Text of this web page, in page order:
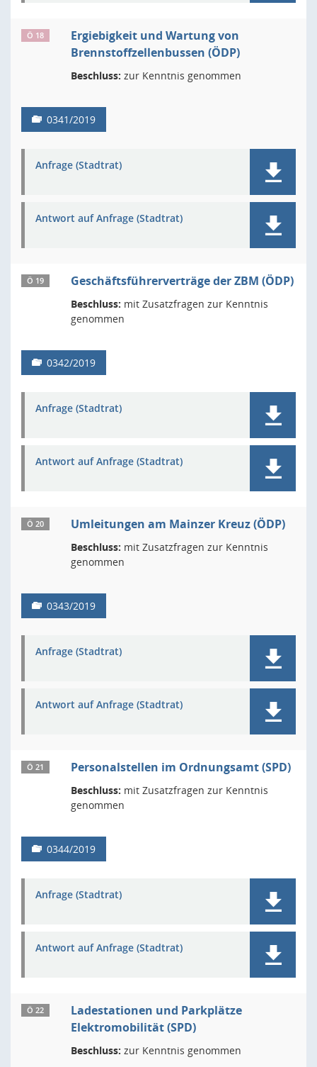
Ö 18
Ergiebigkeit und Wartung von
Brennstoffzellenbussen (ÖDP)
Beschluss: zur Kenntnis genommen
0341/2019
Anfrage (Stadtrat)
Antwort auf Anfrage (Stadtrat)
Ö 19 Geschäftsführerverträge der ZBM (ÖDP)
Beschluss: mit Zusatzfragen zur Kenntnis
genommen
0342/2019
Anfrage (Stadtrat)
Antwort auf Anfrage (Stadtrat)
Ö 20 Umleitungen am Mainzer Kreuz (ÖDP)
Beschluss: mit Zusatzfragen zur Kenntnis
genommen
0343/2019
Anfrage (Stadtrat)
Antwort auf Anfrage (Stadtrat)
Ö 21 Personalstellen im Ordnungsamt (SPD)
Beschluss: mit Zusatzfragen zur Kenntnis
genommen
0344/2019
Anfrage (Stadtrat)
Antwort auf Anfrage (Stadtrat)
Ö 22
Ladestationen und Parkplätze
Elektromobilität (SPD)
Beschluss: zur Kenntnis genommen